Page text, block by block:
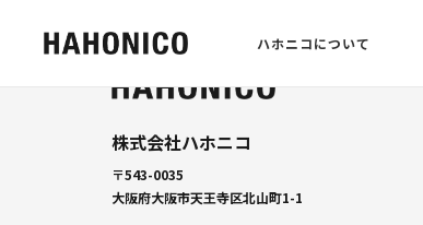
ハホニコについて
株式会社ハホニコ
〒543-0035
大阪府大阪市天王寺区北山町1-1